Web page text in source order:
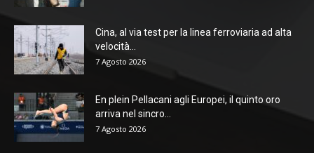
Cina, al via test per la linea ferroviaria ad alta
velocità...
7 Agosto 2026
En plein Pellacani agli Europei, il quinto oro
arriva nel sincro...
7 Agosto 2026